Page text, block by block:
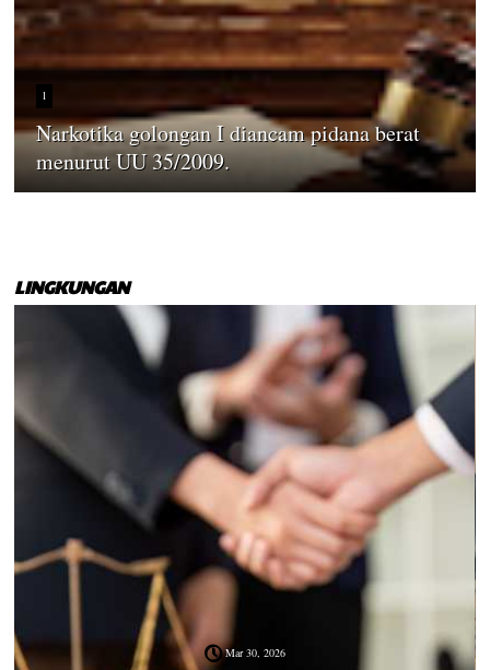
1
Narkotika golongan I diancam pidana berat
menurut UU 35/2009.
LINGKUNGAN
Mar 30, 2026